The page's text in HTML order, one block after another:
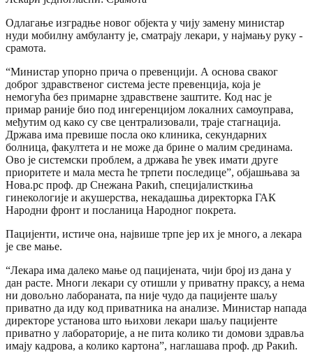
Одлагање изградње новог објекта у чију замену министар
нуди мобилну амбуланту је, сматрају лекари, у најмању руку -
срамота.
“Министар упорно прича о превенцији. А основа сваког
доброг здравственог система јесте превенција, која је
немогућа без примарне здравствене заштите. Код нас је
примар раније био под ингеренцијом локалних самоуправа,
међутим од како су све централизовали, траје стагнација.
Држава има превише посла око клиника, секундарних
болница, факултета и не може да брине о малим срединама.
Ово је системски проблем, а држава ће увек имати друге
приоритете и мала места ће трпети последице”, објашњава за
Нова.рс проф. др Снежана Ракић, специјалисткиња
гинекологије и акушерства, некадашња директорка ГАК
Народни фронт и посланица Народног покрета.
Пацијенти, истиче она, највише трпе јер их је много, а лекара
је све мање.
“Лекара има далеко мање од пацијената, чији број из дана у
дан расте. Многи лекари су отишли у приватну праксу, а нема
ни довољно лабораната, па није чудо да пацијенте шаљу
приватно да иду код приватника на анализе. Министар напада
директоре установа што њихови лекари шаљу пацијенте
приватно у лабораторије, а не пита колико ти домови здравља
имају кадрова, а колико картона”, наглашава проф. др Ракић.